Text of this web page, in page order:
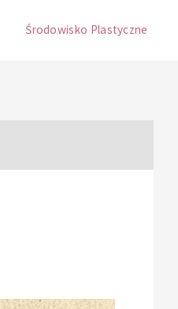
Środowisko Plastyczne